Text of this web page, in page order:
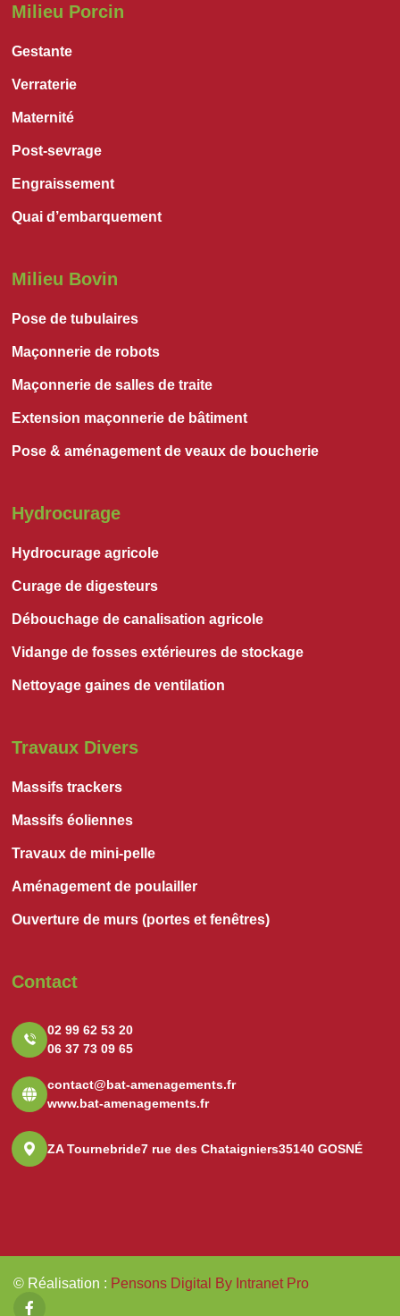
Milieu Porcin
Gestante
Verraterie
Maternité
Post-sevrage
Engraissement
Quai d’embarquement
Milieu Bovin
Pose de tubulaires
Maçonnerie de robots
Maçonnerie de salles de traite
Extension maçonnerie de bâtiment
Pose & aménagement de veaux de boucherie
Hydrocurage
Hydrocurage agricole
Curage de digesteurs
Débouchage de canalisation agricole
Vidange de fosses extérieures de stockage
Nettoyage gaines de ventilation
Travaux Divers
Massifs trackers
Massifs éoliennes
Travaux de mini-pelle
Aménagement de poulailler
Ouverture de murs (portes et fenêtres)
Contact
02 99 62 53 20
06 37 73 09 65
contact@bat-amenagements.fr
www.bat-amenagements.fr
ZA Tournebride7 rue des Chataigniers35140 GOSNÉ
© Réalisation : Pensons Digital By Intranet Pro